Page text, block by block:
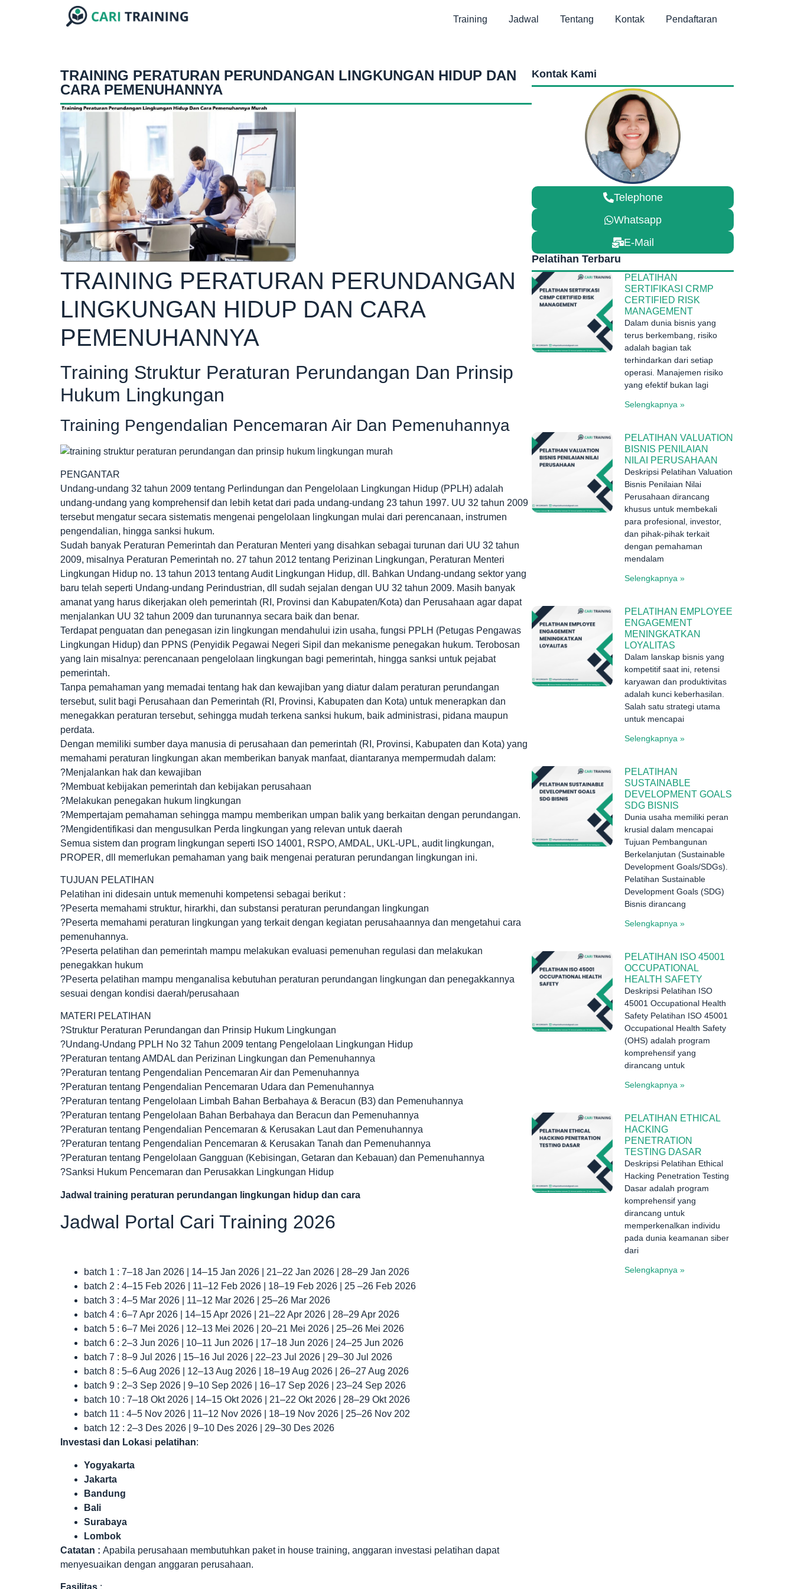
Training Jadwal Tentang Kontak Pendaftaran
TRAINING PERATURAN PERUNDANGAN LINGKUNGAN HIDUP DAN
CARA PEMENUHANNYA
TRAINING PERATURAN PERUNDANGAN
LINGKUNGAN HIDUP DAN CARA
PEMENUHANNYA
Training Struktur Peraturan Perundangan Dan Prinsip
Hukum Lingkungan
Training Pengendalian Pencemaran Air Dan Pemenuhannya
PENGANTAR
Undang-undang 32 tahun 2009 tentang Perlindungan dan Pengelolaan Lingkungan Hidup (PPLH) adalah
undang-undang yang komprehensif dan lebih ketat dari pada undang-undang 23 tahun 1997. UU 32 tahun 2009
tersebut mengatur secara sistematis mengenai pengelolaan lingkungan mulai dari perencanaan, instrumen
pengendalian, hingga sanksi hukum.
Sudah banyak Peraturan Pemerintah dan Peraturan Menteri yang disahkan sebagai turunan dari UU 32 tahun
2009, misalnya Peraturan Pemerintah no. 27 tahun 2012 tentang Perizinan Lingkungan, Peraturan Menteri
Lingkungan Hidup no. 13 tahun 2013 tentang Audit Lingkungan Hidup, dll. Bahkan Undang-undang sektor yang
baru telah seperti Undang-undang Perindustrian, dll sudah sejalan dengan UU 32 tahun 2009. Masih banyak
amanat yang harus dikerjakan oleh pemerintah (RI, Provinsi dan Kabupaten/Kota) dan Perusahaan agar dapat
menjalankan UU 32 tahun 2009 dan turunannya secara baik dan benar.
Terdapat penguatan dan penegasan izin lingkungan mendahului izin usaha, fungsi PPLH (Petugas Pengawas
Lingkungan Hidup) dan PPNS (Penyidik Pegawai Negeri Sipil dan mekanisme penegakan hukum. Terobosan
yang lain misalnya: perencanaan pengelolaan lingkungan bagi pemerintah, hingga sanksi untuk pejabat
pemerintah.
Tanpa pemahaman yang memadai tentang hak dan kewajiban yang diatur dalam peraturan perundangan
tersebut, sulit bagi Perusahaan dan Pemerintah (RI, Provinsi, Kabupaten dan Kota) untuk menerapkan dan
menegakkan peraturan tersebut, sehingga mudah terkena sanksi hukum, baik administrasi, pidana maupun
perdata.
Dengan memiliki sumber daya manusia di perusahaan dan pemerintah (RI, Provinsi, Kabupaten dan Kota) yang
memahami peraturan lingkungan akan memberikan banyak manfaat, diantaranya mempermudah dalam:
?Menjalankan hak dan kewajiban
?Membuat kebijakan pemerintah dan kebijakan perusahaan
?Melakukan penegakan hukum lingkungan
?Mempertajam pemahaman sehingga mampu memberikan umpan balik yang berkaitan dengan perundangan.
?Mengidentifikasi dan mengusulkan Perda lingkungan yang relevan untuk daerah
Semua sistem dan program lingkungan seperti ISO 14001, RSPO, AMDAL, UKL-UPL, audit lingkungan,
PROPER, dll memerlukan pemahaman yang baik mengenai peraturan perundangan lingkungan ini.
TUJUAN PELATIHAN
Pelatihan ini didesain untuk memenuhi kompetensi sebagai berikut :
?Peserta memahami struktur, hirarkhi, dan substansi peraturan perundangan lingkungan
?Peserta memahami peraturan lingkungan yang terkait dengan kegiatan perusahaannya dan mengetahui cara
pemenuhannya.
?Peserta pelatihan dan pemerintah mampu melakukan evaluasi pemenuhan regulasi dan melakukan
penegakkan hukum
?Peserta pelatihan mampu menganalisa kebutuhan peraturan perundangan lingkungan dan penegakkannya
sesuai dengan kondisi daerah/perusahaan
MATERI PELATIHAN
?Struktur Peraturan Perundangan dan Prinsip Hukum Lingkungan
?Undang-Undang PPLH No 32 Tahun 2009 tentang Pengelolaan Lingkungan Hidup
?Peraturan tentang AMDAL dan Perizinan Lingkungan dan Pemenuhannya
?Peraturan tentang Pengendalian Pencemaran Air dan Pemenuhannya
?Peraturan tentang Pengendalian Pencemaran Udara dan Pemenuhannya
?Peraturan tentang Pengelolaan Limbah Bahan Berbahaya & Beracun (B3) dan Pemenuhannya
?Peraturan tentang Pengelolaan Bahan Berbahaya dan Beracun dan Pemenuhannya
?Peraturan tentang Pengendalian Pencemaran & Kerusakan Laut dan Pemenuhannya
?Peraturan tentang Pengendalian Pencemaran & Kerusakan Tanah dan Pemenuhannya
?Peraturan tentang Pengelolaan Gangguan (Kebisingan, Getaran dan Kebauan) dan Pemenuhannya
?Sanksi Hukum Pencemaran dan Perusakkan Lingkungan Hidup
Jadwal training peraturan perundangan lingkungan hidup dan cara
Jadwal Portal Cari Training 2026
batch 1 : 7–18 Jan 2026 | 14–15 Jan 2026 | 21–22 Jan 2026 | 28–29 Jan 2026
batch 2 : 4–15 Feb 2026 | 11–12 Feb 2026 | 18–19 Feb 2026 | 25 –26 Feb 2026
batch 3 : 4–5 Mar 2026 | 11–12 Mar 2026 | 25–26 Mar 2026
batch 4 : 6–7 Apr 2026 | 14–15 Apr 2026 | 21–22 Apr 2026 | 28–29 Apr 2026
batch 5 : 6–7 Mei 2026 | 12–13 Mei 2026 | 20–21 Mei 2026 | 25–26 Mei 2026
batch 6 : 2–3 Jun 2026 | 10–11 Jun 2026 | 17–18 Jun 2026 | 24–25 Jun 2026
batch 7 : 8–9 Jul 2026 | 15–16 Jul 2026 | 22–23 Jul 2026 | 29–30 Jul 2026
batch 8 : 5–6 Aug 2026 | 12–13 Aug 2026 | 18–19 Aug 2026 | 26–27 Aug 2026
batch 9 : 2–3 Sep 2026 | 9–10 Sep 2026 | 16–17 Sep 2026 | 23–24 Sep 2026
batch 10 : 7–18 Okt 2026 | 14–15 Okt 2026 | 21–22 Okt 2026 | 28–29 Okt 2026
batch 11 : 4–5 Nov 2026 | 11–12 Nov 2026 | 18–19 Nov 2026 | 25–26 Nov 202
batch 12 : 2–3 Des 2026 | 9–10 Des 2026 | 29–30 Des 2026
Investasi dan Lokasi pelatihan:
Yogyakarta
Jakarta
Bandung
Bali
Surabaya
Lombok
Catatan : Apabila perusahaan membutuhkan paket in house training, anggaran investasi pelatihan dapat
menyesuaikan dengan anggaran perusahaan.
Kontak Kami
Telephone
Whatsapp
E-Mail
Pelatihan Terbaru
PELATIHAN
SERTIFIKASI CRMP
CERTIFIED RISK
MANAGEMENT
Dalam dunia bisnis yang
terus berkembang, risiko
adalah bagian tak
terhindarkan dari setiap
operasi. Manajemen risiko
yang efektif bukan lagi
Selengkapnya »
PELATIHAN VALUATION
BISNIS PENILAIAN
NILAI PERUSAHAAN
Deskripsi Pelatihan Valuation
Bisnis Penilaian Nilai
Perusahaan dirancang
khusus untuk membekali
para profesional, investor,
dan pihak-pihak terkait
dengan pemahaman
mendalam
Selengkapnya »
PELATIHAN EMPLOYEE
ENGAGEMENT
MENINGKATKAN
LOYALITAS
Dalam lanskap bisnis yang
kompetitif saat ini, retensi
karyawan dan produktivitas
adalah kunci keberhasilan.
Salah satu strategi utama
untuk mencapai
Selengkapnya »
PELATIHAN
SUSTAINABLE
DEVELOPMENT GOALS
SDG BISNIS
Dunia usaha memiliki peran
krusial dalam mencapai
Tujuan Pembangunan
Berkelanjutan (Sustainable
Development Goals/SDGs).
Pelatihan Sustainable
Development Goals (SDG)
Bisnis dirancang
Selengkapnya »
PELATIHAN ISO 45001
OCCUPATIONAL
HEALTH SAFETY
Deskripsi Pelatihan ISO
45001 Occupational Health
Safety Pelatihan ISO 45001
Occupational Health Safety
(OHS) adalah program
komprehensif yang
dirancang untuk
Selengkapnya »
PELATIHAN ETHICAL
HACKING
PENETRATION
TESTING DASAR
Deskripsi Pelatihan Ethical
Hacking Penetration Testing
Dasar adalah program
komprehensif yang
dirancang untuk
memperkenalkan individu
pada dunia keamanan siber
dari
Selengkapnya »